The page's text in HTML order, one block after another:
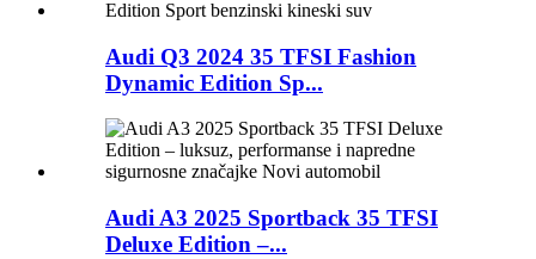
Audi Q3 2024 35 TFSI Fashion
Dynamic Edition Sp...
Audi A3 2025 Sportback 35 TFSI
Deluxe Edition –...